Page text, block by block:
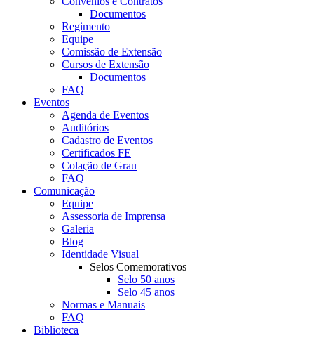
Documentos
Regimento
Equipe
Comissão de Extensão
Cursos de Extensão
Documentos
FAQ
Eventos
Agenda de Eventos
Auditórios
Cadastro de Eventos
Certificados FE
Colação de Grau
FAQ
Comunicação
Equipe
Assessoria de Imprensa
Galeria
Blog
Identidade Visual
Selos Comemorativos
Selo 50 anos
Selo 45 anos
Normas e Manuais
FAQ
Biblioteca